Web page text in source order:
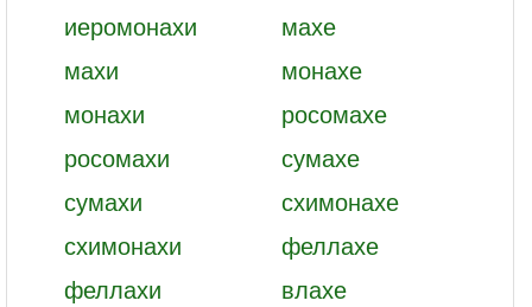
иеромонахи
махе
махи
монахе
монахи
росомахе
росомахи
сумахе
сумахи
схимонахе
схимонахи
феллахе
феллахи
влахе